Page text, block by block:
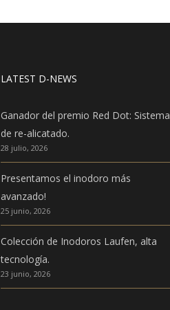
LATEST D-NEWS
Ganador del premio Red Dot: Sistema
de re-alicatado.
28 julio, 2026
Presentamos el inodoro más
avanzado!
25 junio, 2026
Colección de Inodoros Laufen, alta
tecnología.
23 junio, 2026